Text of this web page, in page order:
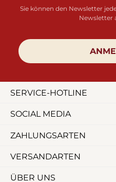
Sie können den Newsletter
Newsletter
SERVICE-HOTLINE
SOCIAL MEDIA
ZAHLUNGSARTEN
VERSANDARTEN
ÜBER UNS